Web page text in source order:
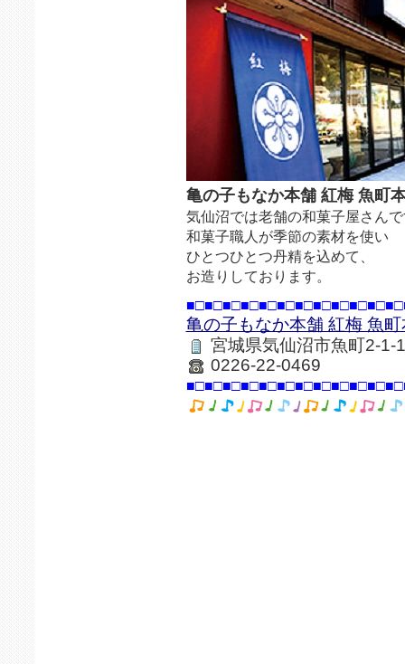
亀の子もなか本舗 紅梅 魚町
気仙沼では老舗の和菓子屋さん
和菓子職人が季節の素材を使い
ひとつひとつ丹精を込めて、
お造りしております。
亀の子もなか本舗 紅梅 魚町
宮城県気仙沼市魚町2-1-
0226-22-0469